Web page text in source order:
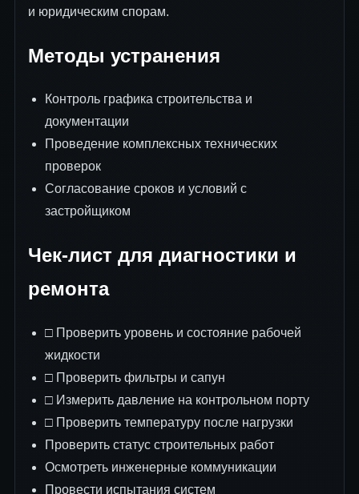
и юридическим спорам.
Методы устранения
Контроль графика строительства и
документации
Проведение комплексных технических
проверок
Согласование сроков и условий с
застройщиком
Чек-лист для диагностики и
ремонта
□ Проверить уровень и состояние рабочей
жидкости
□ Проверить фильтры и сапун
□ Измерить давление на контрольном порту
□ Проверить температуру после нагрузки
Проверить статус строительных работ
Осмотреть инженерные коммуникации
Провести испытания систем